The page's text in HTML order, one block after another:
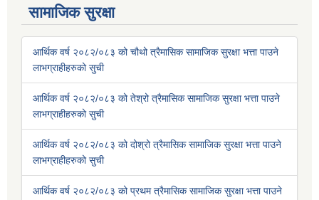
सामाजिक सुरक्षा
आर्थिक वर्ष २०८२/०८३ को चौथो त्रैमासिक सामाजिक सुरक्षा भत्ता पाउने
लाभग्राहीहरुको सुची
आर्थिक वर्ष २०८२/०८३ को तेश्रो त्रैमासिक सामाजिक सुरक्षा भत्ता पाउने
लाभग्राहीहरुको सुची
आर्थिक वर्ष २०८२/०८३ को दोश्रो त्रैमासिक सामाजिक सुरक्षा भत्ता पाउने
लाभग्राहीहरुको सुची
आर्थिक वर्ष २०८२/०८३ को प्रथम त्रैमासिक सामाजिक सुरक्षा भत्ता पाउने